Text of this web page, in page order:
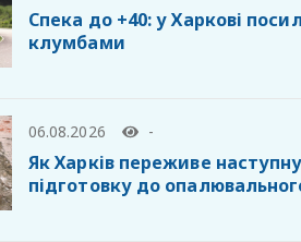
Спека до +40: у Харкові
клумбами
06.08.2026 -
Як Харків переживе
підготовку до